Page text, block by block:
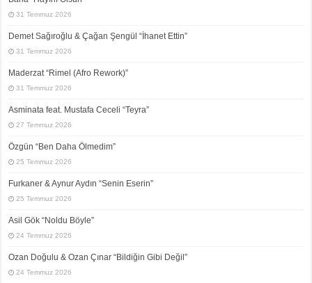
31 Temmuz 2026
Demet Sağıroğlu & Çağan Şengül “İhanet Ettin”
31 Temmuz 2026
Maderzat “Rimel (Afro Rework)”
31 Temmuz 2026
Asminata feat. Mustafa Ceceli “Teyra”
27 Temmuz 2026
Özgün “Ben Daha Ölmedim”
25 Temmuz 2026
Furkaner & Aynur Aydın “Senin Eserin”
25 Temmuz 2026
Asil Gök “Noldu Böyle”
24 Temmuz 2026
Ozan Doğulu & Ozan Çınar “Bildiğin Gibi Değil”
24 Temmuz 2026